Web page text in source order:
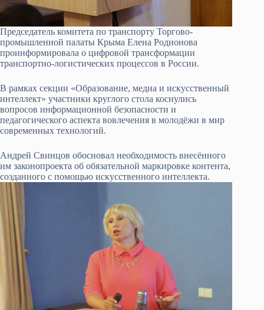
Председатель комитета по транспорту Торгово-
промышленной палаты Крыма Елена Родионова
проинформировала о цифровой трансформации
транспортно-логистических процессов в России.
В рамках секции «Образование, медиа и искусственный
интеллект» участники круглого стола коснулись
вопросов информационной безопасности и
педагогического аспекта вовлечения в молодёжи в мир
современных технологий.
Андрей Свинцов обосновал необходимость внесённого
им законопроекта об обязательной маркировке контента,
созданного с помощью искусственного интеллекта.